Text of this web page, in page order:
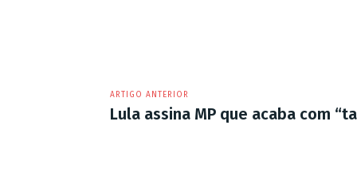
ARTIGO ANTERIOR
Lula assina MP que acaba com